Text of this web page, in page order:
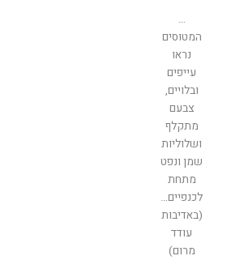
…
המטוסים
נראו
עייפים
ובלויים,
צבעם
מתקלף
ושלוליות
שמן ונפט
מתחת
לכנפיים…
(באדיבות
עודד
מרום)